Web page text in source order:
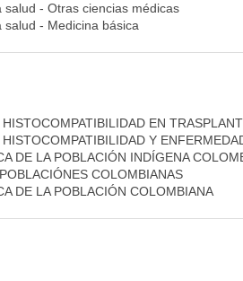
salud - Otras ciencias médicas
- Medicina básica
EN
Y
DE LA POBLACIÓN INDÍGENA
COLOMBIANAS
DE LA POBLACIÓN COLOMBIANA